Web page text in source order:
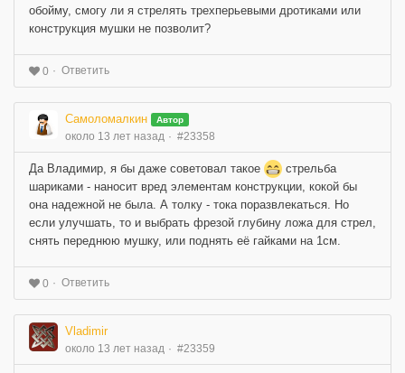
обойму, смогу ли я стрелять трехперьевыми дротиками или
конструкция мушки не позволит?
0 Ответить
Самоломалкин Автор
около 13 лет назад #23358
Да Владимир, я бы даже советовал такое
стрельба
шариками - наносит вред элементам конструкции, кокой бы
она надежной не была. А толку - тока поразвлекаться. Но
если улучшать, то и выбрать фрезой глубину ложа для стрел,
снять переднюю мушку, или поднять её гайками на 1см.
0 Ответить
Vladimir
около 13 лет назад #23359